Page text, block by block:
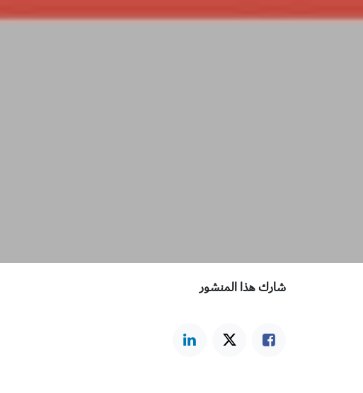
شارك هذا المنشور